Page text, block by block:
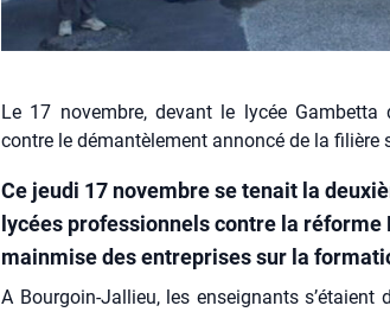
Le 17 novembre, devant le lycée Gambetta
contre le démantèlement annoncé de la filière
Ce jeudi 17 novembre se tenait la
lycées professionnels contre la
mainmise des entreprises sur la
A Bour­goin-Jal­lieu, les ensei­gnants s’étaient